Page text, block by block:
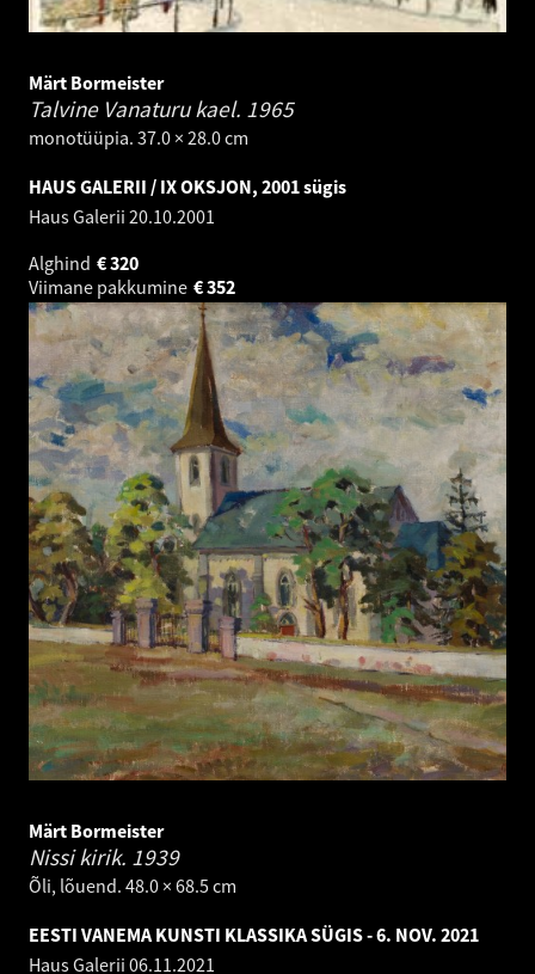
Märt Bormeister
Talvine Vanaturu kael. 1965
monotüüpia. 37.0 × 28.0 cm
HAUS GALERII / IX OKSJON, 2001 sügis
Haus Galerii 20.10.2001
Alghind
320
€
Viimane pakkumine
352
€
Märt Bormeister
Nissi kirik. 1939
Õli, lõuend. 48.0 × 68.5 cm
EESTI VANEMA KUNSTI KLASSIKA SÜGIS - 6. NOV. 2021
Haus Galerii 06.11.2021